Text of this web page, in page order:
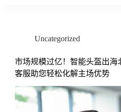
Uncategorized
市场规模过亿！智能头盔出海
客服助您轻松化解主场优势